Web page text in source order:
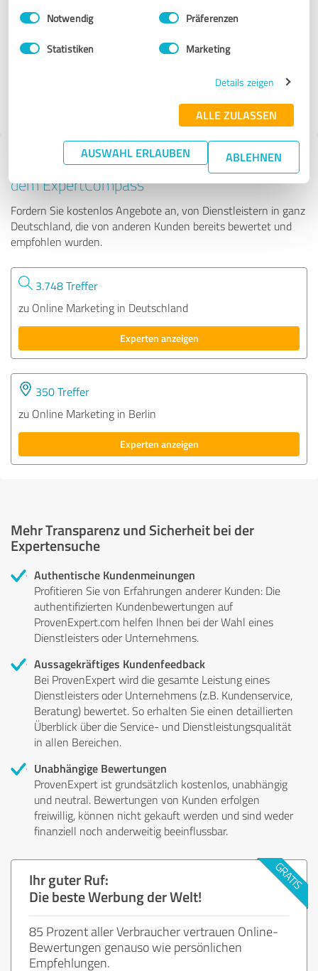
Impressum Datenschutzbestimmungen
Einwilligungsauswahl
Notwendig Präferenzen
Statistiken Marketing
Details zeigen
ALLE ZULASSEN
AUSWAHL ERLAUBEN ABLEHNEN
Adpleo GmbH
Tipp: Die passenden Experten finden - mit
dem ExpertCompass
Fordern Sie kostenlos Angebote an, von Dienstleistern in ganz
Deutschland, die von anderen Kunden bereits bewertet und
empfohlen wurden.
3.748 Treffer
zu Online Marketing in Deutschland
Experten anzeigen
350 Treffer
zu Online Marketing in Berlin
Experten anzeigen
Mehr Transparenz und Sicherheit bei der
Expertensuche
Authentische Kundenmeinungen
Profitieren Sie von Erfahrungen anderer Kunden: Die
authentifizierten Kundenbewertungen auf
ProvenExpert.com helfen Ihnen bei der Wahl eines
Dienstleisters oder Unternehmens.
Aussagekräftiges Kundenfeedback
Bei ProvenExpert wird die gesamte Leistung eines
Dienstleisters oder Unternehmens (z.B. Kundenservice,
Beratung) bewertet. So erhalten Sie einen detaillierten
Überblick über die Service- und Dienstleistungsqualität
in allen Bereichen.
Unabhängige Bewertungen
ProvenExpert ist grundsätzlich kostenlos, unabhängig
und neutral. Bewertungen von Kunden erfolgen
freiwillig, können nicht gekauft werden und sind weder
finanziell noch anderweitig beeinflussbar.
Ihr guter Ruf:
Die beste Werbung der Welt!
85 Prozent aller Verbraucher vertrauen Online-
Bewertungen genauso wie persönlichen
Empfehlungen.